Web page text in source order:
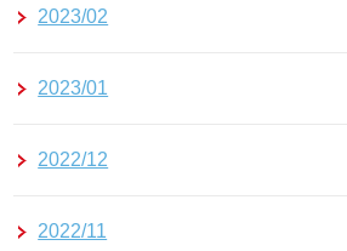
2023/02
2023/01
2022/12
2022/11